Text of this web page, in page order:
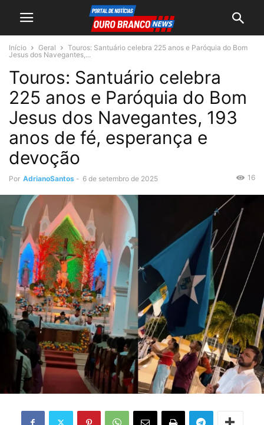
Início Geral
Touros: Santuário celebra 225 anos e Paróquia do Bom
Jesus dos Navegantes,...
Touros: Santuário celebra
225 anos e Paróquia do Bom
Jesus dos Navegantes, 193
anos de fé, esperança e
devoção
Por AdrianoSantos - 6 de setembro de 2025 16